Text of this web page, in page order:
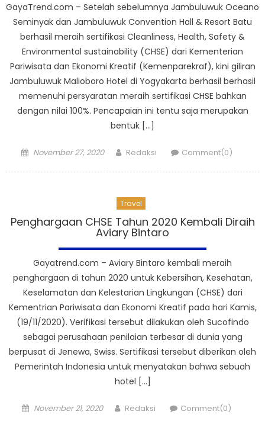
GayaTrend.com – Setelah sebelumnya Jambuluwuk Oceano
Seminyak dan Jambuluwuk Convention Hall & Resort Batu
berhasil meraih sertifikasi Cleanliness, Health, Safety &
Environmental sustainability (CHSE) dari Kementerian
Pariwisata dan Ekonomi Kreatif (Kemenparekraf), kini giliran
Jambuluwuk Malioboro Hotel di Yogyakarta berhasil berhasil
memenuhi persyaratan meraih sertifikasi CHSE bahkan
dengan nilai 100%. Pencapaian ini tentu saja merupakan
bentuk […]
Posted
November 27, 2020 Author
Redaksi Comment(0)
Travel
Penghargaan CHSE Tahun 2020 Kembali Diraih
Aviary Bintaro
Gayatrend.com – Aviary Bintaro kembali meraih
penghargaan di tahun 2020 untuk Kebersihan, Kesehatan,
Keselamatan dan Kelestarian Lingkungan (CHSE) dari
Kementrian Pariwisata dan Ekonomi Kreatif pada hari Kamis,
(19/11/2020). Verifikasi tersebut dilakukan oleh Sucofindo
sebagai perusahaan penilaian terbesar di dunia yang
berpusat di Jenewa, Swiss. Sertifikasi tersebut diberikan oleh
Pemerintah Indonesia untuk menyatakan bahwa sebuah
hotel […]
Posted
November 21, 2020 Author
Redaksi Comment(0)